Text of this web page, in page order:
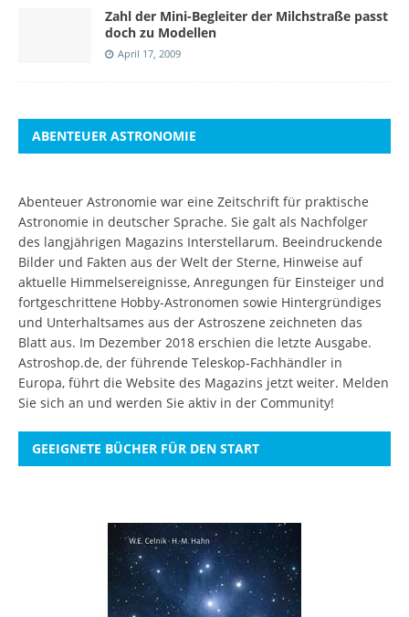
Zahl der Mini-Begleiter der Milchstraße passt
doch zu Modellen
April 17, 2009
ABENTEUER ASTRONOMIE
Abenteuer Astronomie war eine Zeitschrift für praktische
Astronomie in deutscher Sprache. Sie galt als Nachfolger
des langjährigen Magazins Interstellarum. Beeindruckende
Bilder und Fakten aus der Welt der Sterne, Hinweise auf
aktuelle Himmelsereignisse, Anregungen für Einsteiger und
fortgeschrittene Hobby-Astronomen sowie Hintergründiges
und Unterhaltsames aus der Astroszene zeichneten das
Blatt aus. Im Dezember 2018 erschien die letzte Ausgabe.
Astroshop.de, der führende Teleskop-Fachhändler in
Europa, führt die Website des Magazins jetzt weiter. Melden
Sie sich an und werden Sie aktiv in der Community!
GEEIGNETE BÜCHER FÜR DEN START